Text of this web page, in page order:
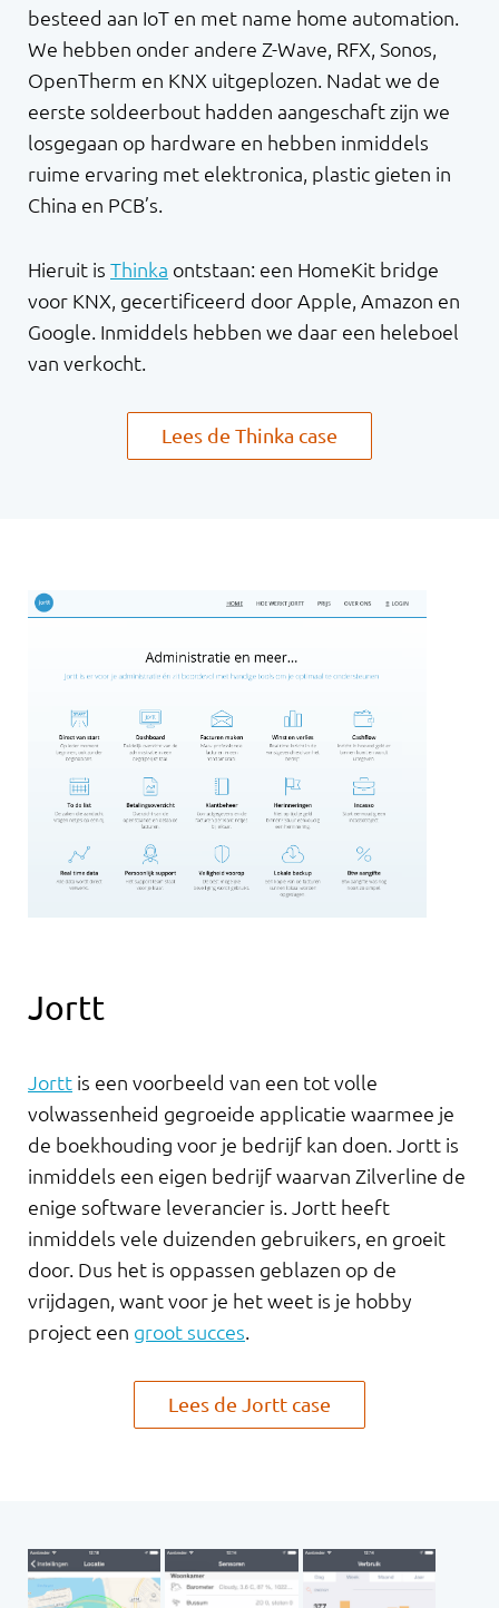
besteed aan IoT en met name home automation.
We hebben onder andere Z-Wave, RFX, Sonos,
OpenTherm en KNX uitgeplozen. Nadat we de
eerste soldeerbout hadden aangeschaft zijn we
losgegaan op hardware en hebben inmiddels
ruime ervaring met elektronica, plastic gieten in
China en PCB’s.
Hieruit is Thinka ontstaan: een HomeKit bridge
voor KNX, gecertificeerd door Apple, Amazon en
Google. Inmiddels hebben we daar een heleboel
van verkocht.
Lees de Thinka case
Jortt
Jortt is een voorbeeld van een tot volle
volwassenheid gegroeide applicatie waarmee je
de boekhouding voor je bedrijf kan doen. Jortt is
inmiddels een eigen bedrijf waarvan Zilverline de
enige software leverancier is. Jortt heeft
inmiddels vele duizenden gebruikers, en groeit
door. Dus het is oppassen geblazen op de
vrijdagen, want voor je het weet is je hobby
project een groot succes
Lees de Jortt case